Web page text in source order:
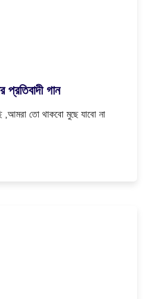
গান
,আমরা তো থাকবো মুছে যাবো না